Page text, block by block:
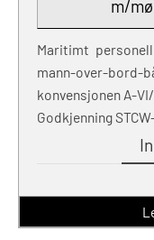
m/
Maritimt
mann-over-bord-
konvensjonen A-
Godkjenning